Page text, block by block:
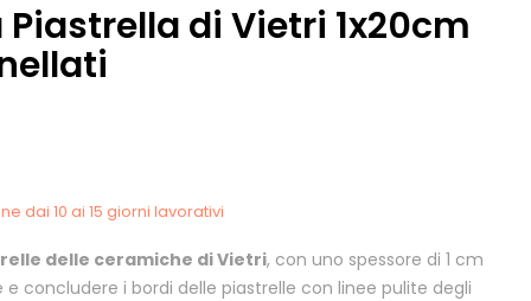
di Vietri 1x20cm
dai 10 ai 15 giorni lavorativi
delle ceramiche di Vietri, con uno spessore di 1 cm
concludere i bordi delle piastrelle con linee pulite degli